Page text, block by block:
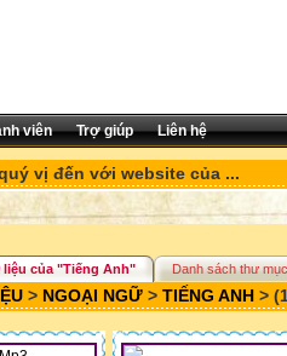
viên Trợ giúp Liên hệ
vị đến với website của ...
liệu của "Tiếng Anh" Danh sách thư
> NGOẠI NGỮ > TIẾNG ANH >